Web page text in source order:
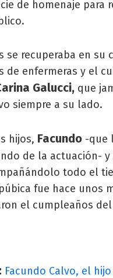
de homenaje para
se recuperaba en su
de enfermeras y el
Galucci, que
siempre a su lado.
hijos, Facundo -que
de la actuación- y
todo el
fue hace unos
el cumpleaños
Facundo Calvo, el